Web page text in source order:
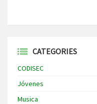
CATEGORIES
CODISEC
Jóvenes
Musica